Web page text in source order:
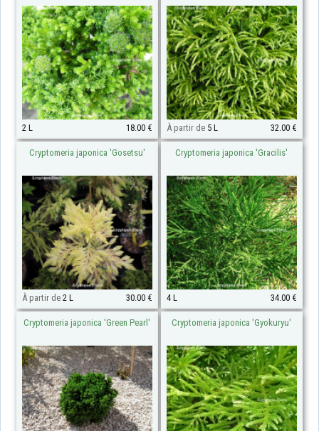
2 L 18.00 € À partir de5 L 32.00 €
Cryptomeria japonica 'Gosetsu'
À partir de 2 L 30.00 €
Cryptomeria japonica 'Gracilis'
4 L 34.00 €
Cryptomeria japonica 'Green Pearl' Cryptomeria japonica 'Gyokuryu'